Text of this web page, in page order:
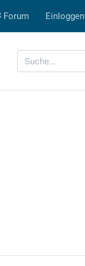
Forum Einloggen